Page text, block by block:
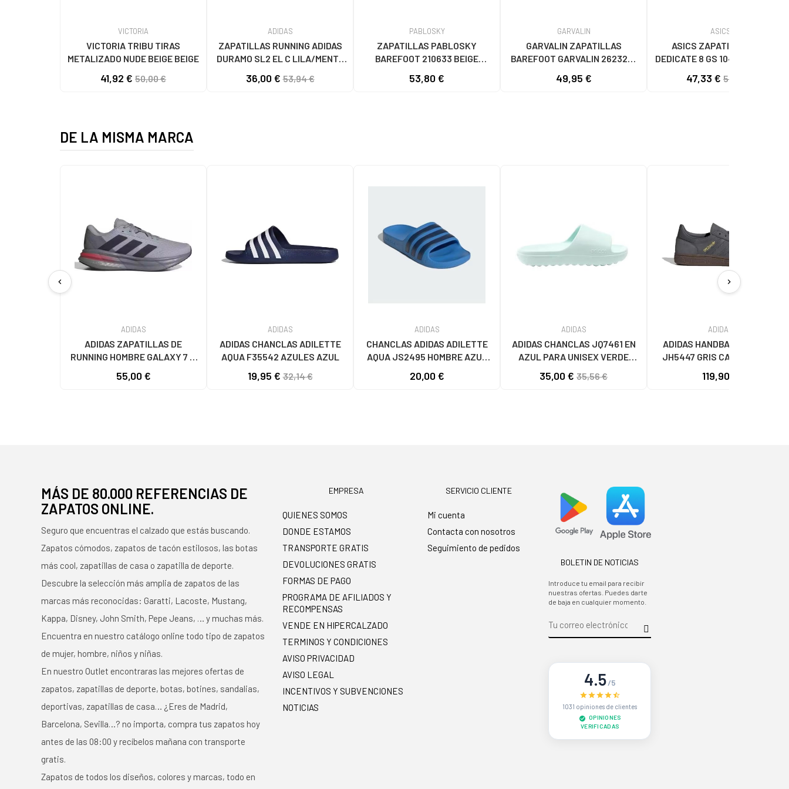
VICTORIA
VICTORIA TRIBU TIRAS
METALIZADO NUDE BEIGE BEIGE
41,92 € 50,00 €
ADIDAS
ZAPATILLAS RUNNING ADIDAS
DURAMO SL2 EL C LILA/MENTA
36,00 €53,94 €
PABLOSKY
ZAPATILLAS PABLOSKY
BAREFOOT 210633 BEIGE
53,80 €
GARVALIN
GARVALIN ZAPATILLAS
BAREFOOT GARVALIN 262320-
49,95 €
ASICS
ASICS ZAPATILLAS GEL
DEDICATE 8 GS 1044A077 ROSA
47,33 € 59,99 €
DE LA MISMA MARCA
chevron_left
ADIDAS
ADIDAS ZAPATILLAS DE
RUNNING HOMBRE GALAXY 7 M
55,00 €
ADIDAS
ADIDAS CHANCLAS ADILETTE
AQUA F35542 AZULES AZUL
19,95 €32,14 €
ADIDAS
CHANCLAS ADIDAS ADILETTE
AQUA JS2495 HOMBRE AZUL
20,00 €
ADIDAS
ADIDAS CHANCLAS JQ7461 EN
AZUL PARA UNISEX VERDE
35,00 € 35,56 €
ADIDAS
ADIDAS HANDBALL SPEZIAL
JH5447 GRIS CARBON GREY
119,90 €
chevron_right
MÁS DE 80.000 REFERENCIAS DE
ZAPATOS ONLINE.
Seguro que encuentras el calzado que estás buscando.
Zapatos cómodos, zapatos de tacón estilosos, las botas
más cool, zapatillas de casa o zapatilla de deporte.
Descubre la selección más amplia de zapatos de las
marcas más reconocidas: Garatti, Lacoste, Mustang,
Kappa, Disney, John Smith, Pepe Jeans, … y muchas más.
Encuentra en nuestro catálogo online todo tipo de zapatos
de mujer, hombre, niños y niñas.
En nuestro Outlet encontraras las mejores ofertas de
zapatos, zapatillas de deporte, botas, botines, sandalias,
deportivas, zapatillas de casa… ¿Eres de Madrid,
Barcelona, Sevilla…? no importa, compra tus zapatos hoy
antes de las 08:00 y recíbelos mañana con transporte
gratis.
Zapatos de todos los diseños, colores y marcas, todo en
EMPRESA
QUIENES SOMOS
DONDE ESTAMOS
TRANSPORTE GRATIS
DEVOLUCIONES GRATIS
FORMAS DE PAGO
PROGRAMA DE AFILIADOS Y
RECOMPENSAS
VENDE EN HIPERCALZADO
TERMINOS Y CONDICIONES
AVISO PRIVACIDAD
AVISO LEGAL
INCENTIVOS Y SUBVENCIONES
NOTICIAS
SERVICIO CLIENTE
Mi cuenta
Contacta con nosotros
Seguimiento de pedidos
BOLETIN DE NOTICIAS
Introduce tu email para recibir
nuestras ofertas. Puedes darte
de baja en cualquier momento.
4.5/5
1031 opiniones de clientes
OPINIONES
VERIFICADAS